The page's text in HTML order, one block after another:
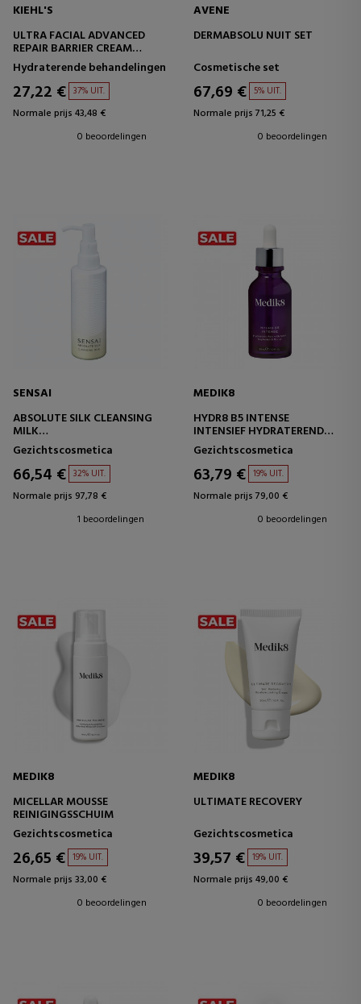
KIEHL'S
ULTRA FACIAL ADVANCED
REPAIR BARRIER CREAM
HERSTELLENDE
GEZICHTSCRÈME
Hydraterende behandelingen
27,22 € 37% UIT.
Normale prijs 43,48 €
0 beoordelingen
AVENE
DERMABSOLU NUIT SET
Cosmetische set
67,69 € 5% UIT.
Normale prijs 71,25 €
0 beoordelingen
SENSAI
ABSOLUTE SILK CLEANSING
MILK
GEZICHTSREINIGINGSBEHANDELING
Gezichtscosmetica
66,54 € 32% UIT.
Normale prijs 97,78 €
1 beoordelingen
MEDIK8
HYDR8 B5 INTENSE
INTENSIEF HYDRATEREND
SERUM
Gezichtscosmetica
63,79 € 19% UIT.
Normale prijs 79,00 €
0 beoordelingen
MEDIK8
MICELLAR MOUSSE
REINIGINGSSCHUIM
Gezichtscosmetica
26,65 € 19% UIT.
Normale prijs 33,00 €
0 beoordelingen
MEDIK8
ULTIMATE RECOVERY
Gezichtscosmetica
39,57 € 19% UIT.
Normale prijs 49,00 €
0 beoordelingen